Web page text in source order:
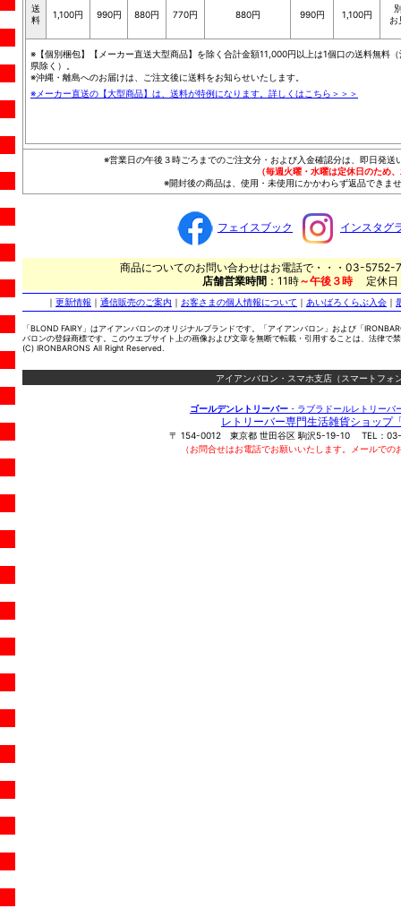
送
料
1,100円 990円 880円 770円 880円 990円 1,100円
お
※【個別梱包】【メーカー直送大型商品】を除く合計金額11,000円以上は1個口の送料無料（
県除く）。
※沖縄・離島へのお届けは、ご注文後に送料をお知らせいたします。
※メーカー直送の【大型商品】は、送料が特例になります。詳しくはこちら＞＞＞
※営業日の午後３時ごろまでのご注文分・および入金確認分は、即日発
（毎週火曜・水曜は定休日のため
※開封後の商品は、使用・未使用にかかわらず返品できま
フェイスブック インスタグ
商品についてのお問い合わせはお電話で・・・03-5752-
店舗営業時間 ：11時～午後３時 定休
｜ 更新情報 ｜ 通信販売のご案内 ｜ お客さまの個人情報について ｜ あいばろくらぶ入会 ｜
「BLOND FAIRY」はアイアンバロンのオリジナルブランドです。「アイアンバロン」および「
バロンの登録商標です。このウエブサイト上の画像および文章を無断で転載・引用することは、法律で
(C) IRONBARONS All Right Reserved.
アイアンバロン・スマホ支店（スマートフォ
ゴールデンレトリーバー ・ラブラドールレトリー
レトリーバー専門生活雑貨ショップ
〒 154-0012 東京都 世田谷区 駒沢5-19-10 TEL：
（お問合せはお電話でお願いいたします。メールで